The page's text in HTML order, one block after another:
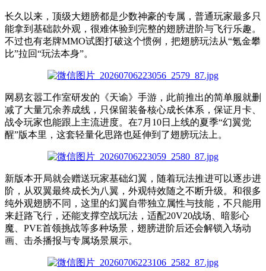
长久以来，顶级大翅膀都是少数神豪的专属，普通玩家最多只
能拿到基础款外观，很难体验到完整的翅膀进阶与飞行乐趣。
不过也有老牌MMO试图打破这个惯例，把翅膀玩法从“氪金攀
比”拉回“玩法本身”。
网易玄嚣工作室研发的《天谕》手游，此前推出的简单服就删
减了大量冗余养成线，只保留装备核心成长体系，保证月卡、
战令玩家也能跟上主流进度。在7月10日上线的夏季“幻翼觉
醒”版本里，这套轻量化思路也延伸到了翅膀玩法上。
新版本开局就会赠送玩家基础幻翼，随着玩法推进可以逐步进
阶，从双翼最终成长为八翼，外观特效随之不断升级。和很多
纯外观翅膀不同，这里的幻翼自带独立属性与技能，不只能用
来赶路飞行，还能支撑空战玩法，适配20V20战场、暗影心
魔、PVE首领挑战等多种场景，翅膀进阶后还会解锁入场动
画、击杀播报与专属场景展示。